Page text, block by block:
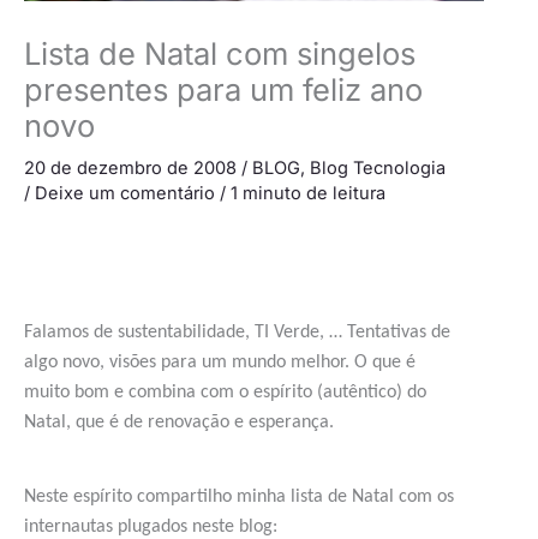
Lista de Natal com singelos
presentes para um feliz ano
novo
20 de dezembro de 2008 / BLOG, Blog Tecnologia
/ Deixe um comentário / 1 minuto de leitura
Falamos de sustentabilidade, TI Verde, … Tentativas de
algo novo, visões para um mundo melhor. O que é
muito bom e combina com o espírito (autêntico) do
Natal, que é de renovação e esperança.
Neste espírito compartilho minha lista de Natal com os
internautas plugados neste blog: